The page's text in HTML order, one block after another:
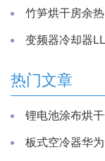
变频器冷却器
热门文章